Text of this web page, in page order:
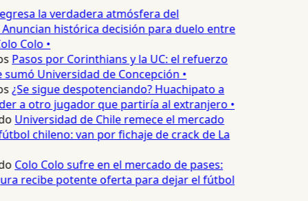
la verdadera atmósfera del
histórica decisión para duelo entre
Colo •
Pasos por Corinthians y la UC: el refuerzo
Universidad de Concepción •
¿Se sigue despotenciando? Huachipato a
a otro jugador que partiría al extranjero •
Universidad de Chile remece el mercado
chileno: van por fichaje de crack de La
Colo Colo sufre en el mercado de pases:
recibe potente oferta para dejar el fútbol